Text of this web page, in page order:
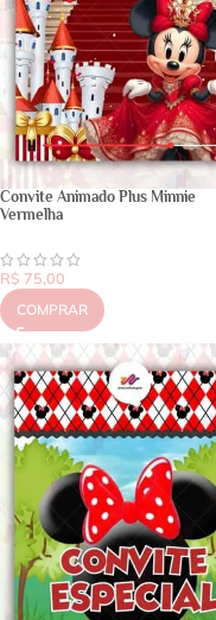
Convite Animado Plus Minnie
Vermelha
R$ 75,00
COMPRAR